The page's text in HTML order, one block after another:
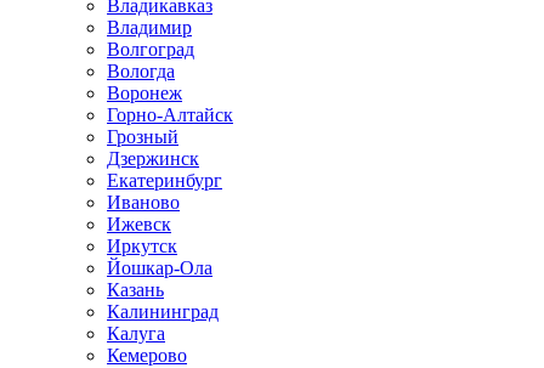
Владикавказ
Владимир
Волгоград
Вологда
Воронеж
Горно-Алтайск
Грозный
Дзержинск
Екатеринбург
Иваново
Ижевск
Иркутск
Йошкар-Ола
Казань
Калининград
Калуга
Кемерово